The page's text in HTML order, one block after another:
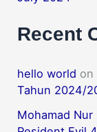
Recent
hello world on
Tahun 2024/
Mohamad Nur